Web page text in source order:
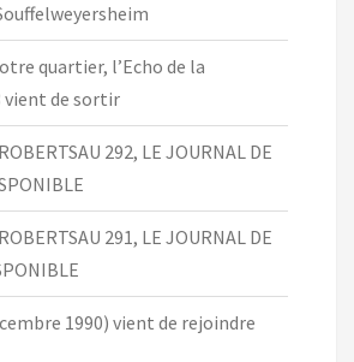
quartier, l’Echo de la
vient de sortir
292, LE JOURNAL DE
291, LE JOURNAL DE
1990) vient de rejoindre